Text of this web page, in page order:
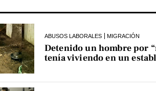
ABUSOS LABORALES MIGRACIÓN
Detenido un hombre por
tenía viviendo en un